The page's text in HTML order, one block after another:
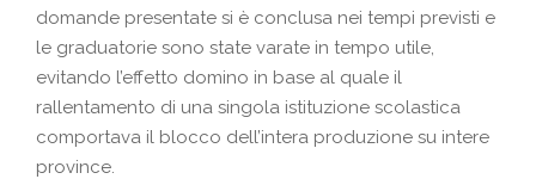
domande presentate si è conclusa nei tempi previsti e
le graduatorie sono state varate in tempo utile,
evitando l’effetto domino in base al quale il
rallentamento di una singola istituzione scolastica
comportava il blocco dell’intera produzione su intere
province.